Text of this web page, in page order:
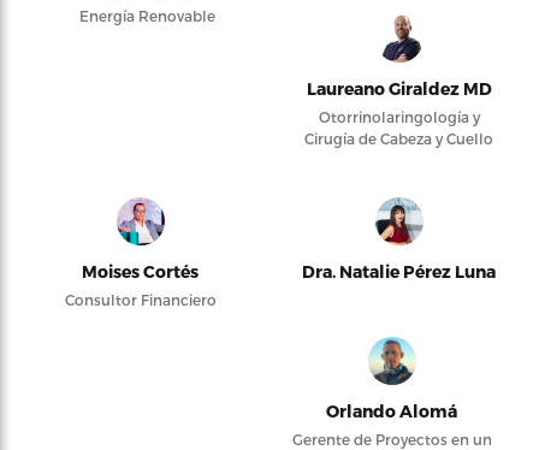
Energía Renovable
Laureano Giraldez MD
Otorrinolaringología y
Cirugía de Cabeza y Cuello
Moises Cortés
Consultor Financiero
Dra. Natalie Pérez Luna
Orlando Alomá
Gerente de Proyectos en un